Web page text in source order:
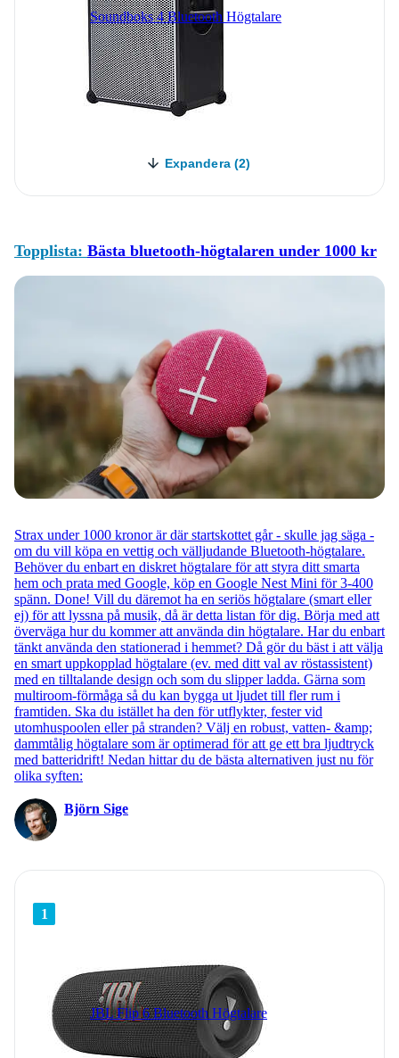
Soundboks 4 Bluetooth Högtalare
Expandera (2)
Topplista: Bästa bluetooth-högtalaren under 1000 kr
Strax under 1000 kronor är där startskottet går - skulle jag säga -
om du vill köpa en vettig och välljudande Bluetooth-högtalare.
Behöver du enbart en diskret högtalare för att styra ditt smarta
hem och prata med Google, köp en Google Nest Mini för 3-400
spänn. Done! Vill du däremot ha en seriös högtalare (smart eller
ej) för att lyssna på musik, då är detta listan för dig. Börja med att
överväga hur du kommer att använda din högtalare. Har du enbart
tänkt använda den stationerad i hemmet? Då gör du bäst i att välja
en smart uppkopplad högtalare (ev. med ditt val av röstassistent)
med en tilltalande design och som du slipper ladda. Gärna som
multiroom-förmåga så du kan bygga ut ljudet till fler rum i
framtiden. Ska du istället ha den för utflykter, fester vid
utomhuspoolen eller på stranden? Välj en robust, vatten- &amp;
dammtålig högtalare som är optimerad för att ge ett bra ljudtryck
med batteridrift! Nedan hittar du de bästa alternativen just nu för
olika syften:
Björn Sige
1
JBL Flip 6 Bluetooth Högtalare